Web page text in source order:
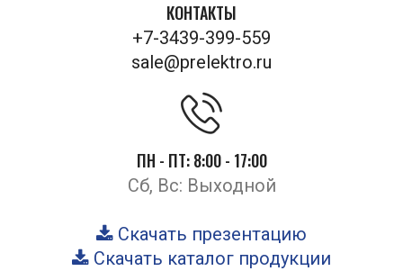
КОНТАКТЫ
+7-3439-399-559
sale@prelektro.ru
ПН - ПТ: 8:00 - 17:00
Сб, Вс: Выходной
Скачать презентацию
Скачать каталог продукции